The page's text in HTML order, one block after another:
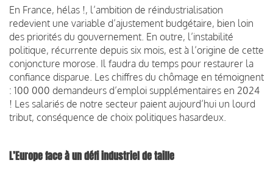
En France, hélas !, l’ambition de réindustrialisation
redevient une variable d’ajustement budgétaire, bien loin
des priorités du gouvernement. En outre, l’instabilité
politique, récurrente depuis six mois, est à l’origine de cette
conjoncture morose. Il faudra du temps pour restaurer la
confiance disparue. Les chiffres du chômage en témoignent
: 100 000 demandeurs d’emploi supplémentaires en 2024
! Les salariés de notre secteur paient aujourd’hui un lourd
tribut, conséquence de choix politiques hasardeux.
L’Europe face à un défi industriel de taille